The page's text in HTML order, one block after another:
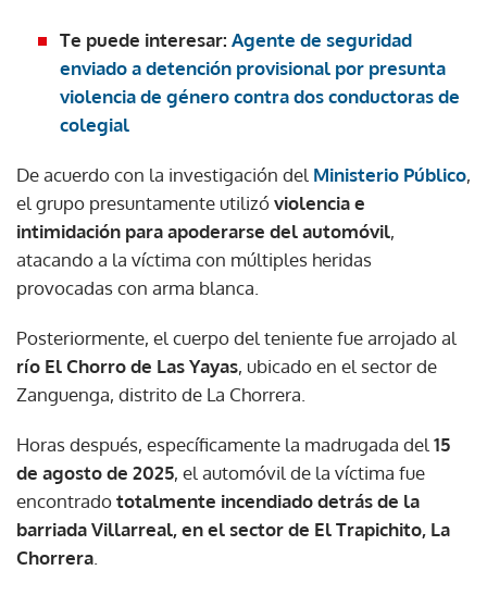
Te puede interesar: Agente de seguridad
enviado a detención provisional por presunta
violencia de género contra dos conductoras de
colegial
De acuerdo con la investigación del Ministerio Público,
el grupo presuntamente utilizóviolencia e
intimidación para apoderarse del automóvil,
atacando a la víctima con múltiples heridas
provocadas con arma blanca.
Posteriormente, el cuerpo del teniente fue arrojado al
río El Chorro de Las Yayas, ubicado en el sector de
Zanguenga, distrito de La Chorrera.
Horas después, específicamente la madrugada del 15
de agosto de 2025, el automóvil de la víctima fue
encontradototalmente incendiado detrás de la
barriada Villarreal, en el sector de El Trapichito, La
Chorrera